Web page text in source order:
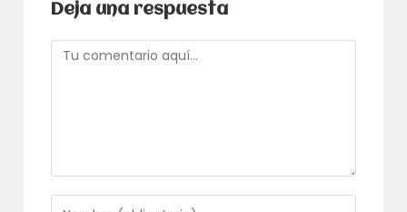
Deja una respuesta
Comentario